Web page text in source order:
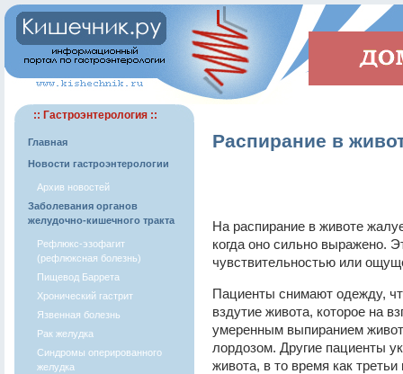
:: Гастроэнтерология ::
Главная
Новости гастроэнтерологии
Архив новостей
Заболевания органов
желудочно-кишечного тракта
Рефлюкс-эзофагит
(рефлюксная болезнь)
Пищевод Баррета
Хронический гастрит
Язвенная болезнь
Рак желудка
Синдромы оперированного
желудка
Распирание в
На распирание в животе
когда оно сильно выражено.
чувствительностью или
Пациенты снимают одежду,
вздутие живота, которое на
умеренным выпиранием
лордозом. Другие пациенты
живота, в то время как